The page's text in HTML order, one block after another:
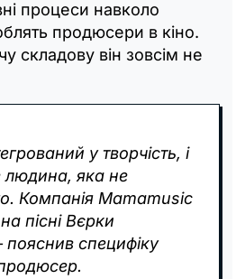
процеси навколо
продюсери в кіно.
складову він зовсім не
у творчість, і
яка не
Компанія Mamamusic
пісні Вєрки
специфіку